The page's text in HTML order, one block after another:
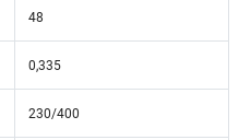
48
0,335
230/400